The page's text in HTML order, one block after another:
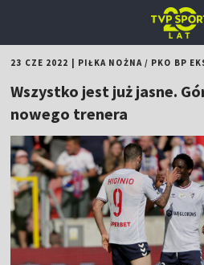
23 CZE 2022 PIŁKA NOŻNA/ PKO BP
Wszystko jest już jasne.
nowego trenera